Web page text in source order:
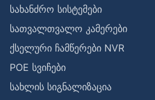
სახანძრო სისტემები
სათვალთვალო კამერები
ქსელური ჩამწერები NVR
POE სვიჩები
სახლის სიგნალიზაცია